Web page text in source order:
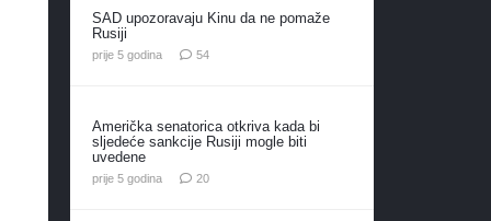
SAD upozoravaju Kinu da ne pomaže
Rusiji
prije 5 godina 54komentara
Američka senatorica otkriva kada bi
sljedeće sankcije Rusiji mogle biti
uvedene
prije 5 godina 20komentara